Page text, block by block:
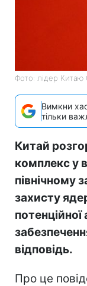
Фото: лідер Китаю
Вимкни
тільки
Китай
комплекс у
північному
захисту
відповідь.
Про це